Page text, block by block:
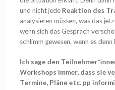
und nicht jede Reaktion des
analysieren müssen, was das
wenn sich das Gespräch
schlimm gewesen, wenn es
Ich sage den
Workshops immer, dass sie
Termine, Pläne etc. pp